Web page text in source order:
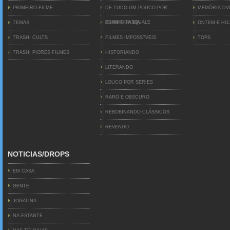
PRIMEIRO FILME
TEMAS
TRASH: CULTS
TRASH: PIORES FILMES
DE TUDO UM POUCO POR
EDINHO PASQUALE
FILMES DA BIA
FILMES IMPOSS?VEIS
HISTORIANDO
LITERANDO
LOUCO POR SERIES
RARO E OBSCURO
REBOBINANDO CLÁSSICOS
REVENDO
MEMÓRIA
ONTEM E
TOPS
NOTICIAS/DROPS
EM CASA
GENTE
JOGATINA
NA ESTANTE